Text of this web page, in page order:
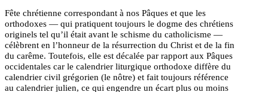
Fête chrétienne correspondant à nos Pâques et que les
orthodoxes — qui pratiquent toujours le dogme des chrétiens
originels tel qu’il était avant le schisme du catholicisme —
célèbrent en l’honneur de la résurrection du Christ et de la fin
du carême. Toutefois, elle est décalée par rapport aux Pâques
occidentales car le calendrier liturgique orthodoxe diffère du
calendrier civil grégorien (le nôtre) et fait toujours référence
au calendrier julien, ce qui engendre un écart plus ou moins